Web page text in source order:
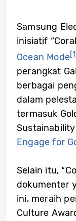
Samsung
inisiatif
Ocean Mode
perangkat
berbagai
dalam
termasuk
Engage for
Selain itu,
dokumenter
ini, meraih
Culture